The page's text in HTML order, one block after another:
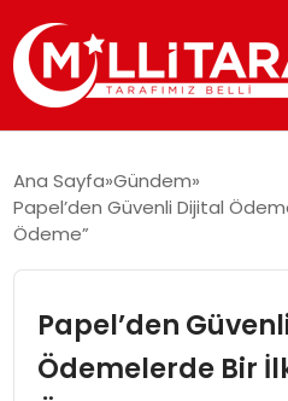
ÖZEL SAYFALAR
EKONOMI
Ana Sayfa Gündem
Papel’den Güvenli Dijital
Ödeme”
Papel’den
Ödemelerde Bir